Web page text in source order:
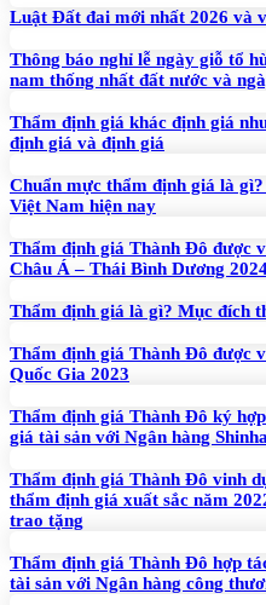
Luật Đất đai mới nhất 2026 và
Thông báo nghỉ lễ ngày giỗ tổ
nam thống nhất đất nước và
Thẩm định giá khác định giá
định giá và định giá
Chuẩn mực thẩm định giá là
Việt Nam hiện nay
Thẩm định giá Thành Đô được
Châu Á – Thái Bình Dương
Thẩm định giá là gì? Mục đích
Thẩm định giá Thành Đô được
Quốc Gia 2023
Thẩm định giá Thành Đô ký
giá tài sản với Ngân hàng
Thẩm định giá Thành Đô vinh
thẩm định giá xuất sắc năm
trao tặng
Thẩm định giá Thành Đô hợp
tài sản với Ngân hàng công